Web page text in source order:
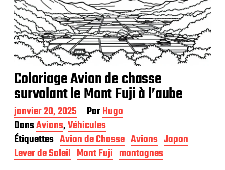
Coloriage Avion de chasse
survolant le Mont Fuji à l’aube
D
a
t
e
d
e
janvier 20, 2025 ParHugo
DansAvions,Véhicules
Étiquettes Avion de Chasse Avions Japon
Lever de Soleil Mont Fuji montagnes